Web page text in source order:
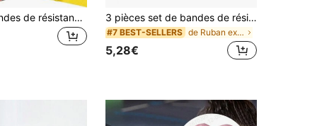
3 paquets Bandes de résistance pour l'entraînement de la force, bandes de résistance, bandes de fitness, ensemble de bandes de résistance, convient pour le yoga, le pilates, l'étirement. Bandes de résistance avec différentes résistances, bandes de fitness à domicile, cadeaux de la Saint-Valentin, cadeaux du Nouvel An chinois de la Saint-Valentin, cadeaux de voyage pour les vacances de printemps et d'été, ensemble portable de bandes de résistance pour le yoga et la fitness, bande élastique pour les jambes, les fesses et l'entraînement, l'étirement, le yoga et le pilates, 150 cm
3 pièces set de bandes de résistance, bandes d'exercice élastiques non glissantes pour les jambes, les fesses, l'étirement du corps, l'entraînement, le yoga, fabriquées en tissu acrylique, en plusieurs couleurs (rose, violet, vert), de tension multi-niveaux, bandes de résistance en boucle pour les fesses pour le fitness, l'étirement du yoga et l'entraînement
#7 BEST-SELLERS de Ruban extensible
5,28€